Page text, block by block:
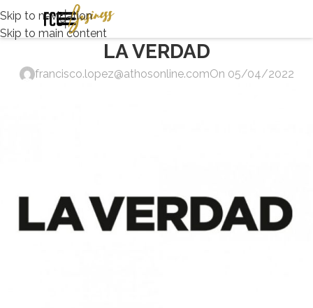
Skip to navigation
Skip to main content
LA VERDAD
francisco.lopez@athosonline.comOn 05/04/2022